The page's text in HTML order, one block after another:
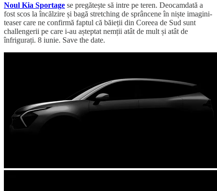
Noul Kia Sportage se pregătește să intre pe teren. Deocamdată a
fost scos la încălzire și bagă stretching de sprâncene în niște imagini-
teaser care ne confirmă faptul că băieții din Coreea de Sud sunt
challengerii pe care i-au așteptat nemții atât de mult și atât de
înfrigurați. 8 iunie. Save the date.